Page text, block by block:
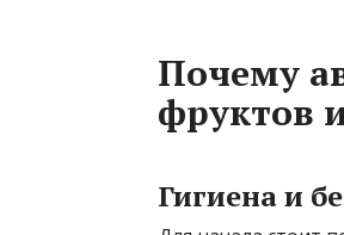
Почему
фруктов
Гигиена и